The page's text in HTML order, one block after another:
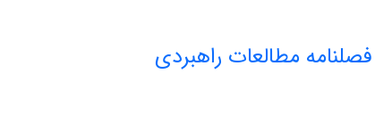
فصلنامه مطالعات راهبردی